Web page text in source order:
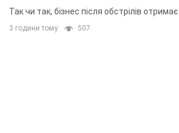
приміщень
Так чи так, бізнес після обстрілів
3 години тому 507